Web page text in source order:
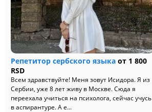
Репетитор сербского языкаот 1 800
RSD
Всем здравствуйте! Меня зовут Исидора. Я из
Сербии, уже 8 лет живу в Москве. Сюда я
переехала учиться на психолога, сейчас учусь
в аспирантуре. А е...